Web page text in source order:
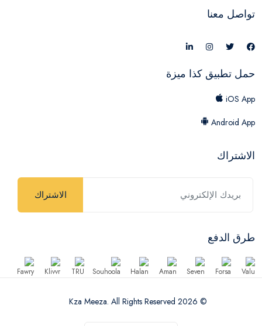
تواصل معنا
حمل تطبيق كذا ميزة
iOS App
Android App
الاشتراك
الاشتراك
طرق الدفع
© 2026 Kza Meeza. All Rights Reserved